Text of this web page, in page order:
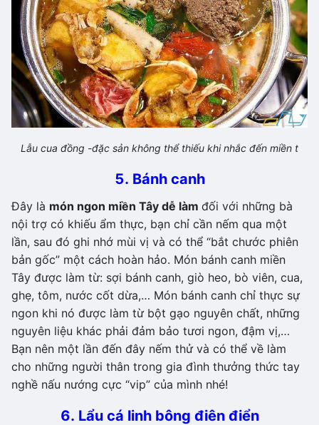
Lẫu cua đồng -đặc sản không thể thiếu khi nhắc đến miền t
5. Bánh canh
Đây là món ngon miền Tây dễ làm đối với những bà
nội trợ có khiếu ẩm thực, bạn chỉ cần nếm qua một
lần, sau đó ghi nhớ mùi vị và có thể “bắt chước phiên
bản gốc” một cách hoàn hảo. Món bánh canh miền
Tây được làm từ: sợi bánh canh, giò heo, bò viên, cua,
ghẹ, tôm, nước cốt dừa,… Món bánh canh chỉ thực sự
ngon khi nó được làm từ bột gạo nguyên chất, những
nguyên liệu khác phải đảm bảo tươi ngon, đậm vị,…
Bạn nên một lần đến đây nếm thử và có thể về làm
cho những người thân trong gia đình thưởng thức tay
nghề nấu nướng cực “vip” của mình nhé!
6. Lẩu cá linh bông điên điển